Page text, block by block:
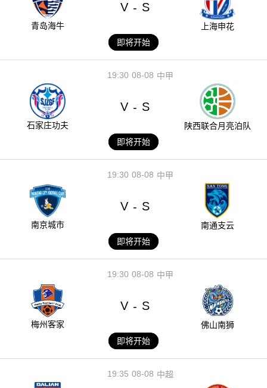
青岛海牛
V - S
上海申花
即将开始
08-08
19:30 中甲
石家庄功夫
V - S
陕西联合月亮泊队
即将开始
08-08
19:30 中甲
南京城市
V - S
南通支云
即将开始
08-08
19:30 中甲
梅州客家
V - S
佛山南狮
即将开始
08-08
19:35 中超